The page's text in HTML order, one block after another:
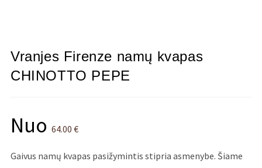
Vranjes Firenze namų kvapas
CHINOTTO PEPE
Nuo 64.00€
Gaivus namų kvapas pasižymintis stipria asmenybe. Šiame